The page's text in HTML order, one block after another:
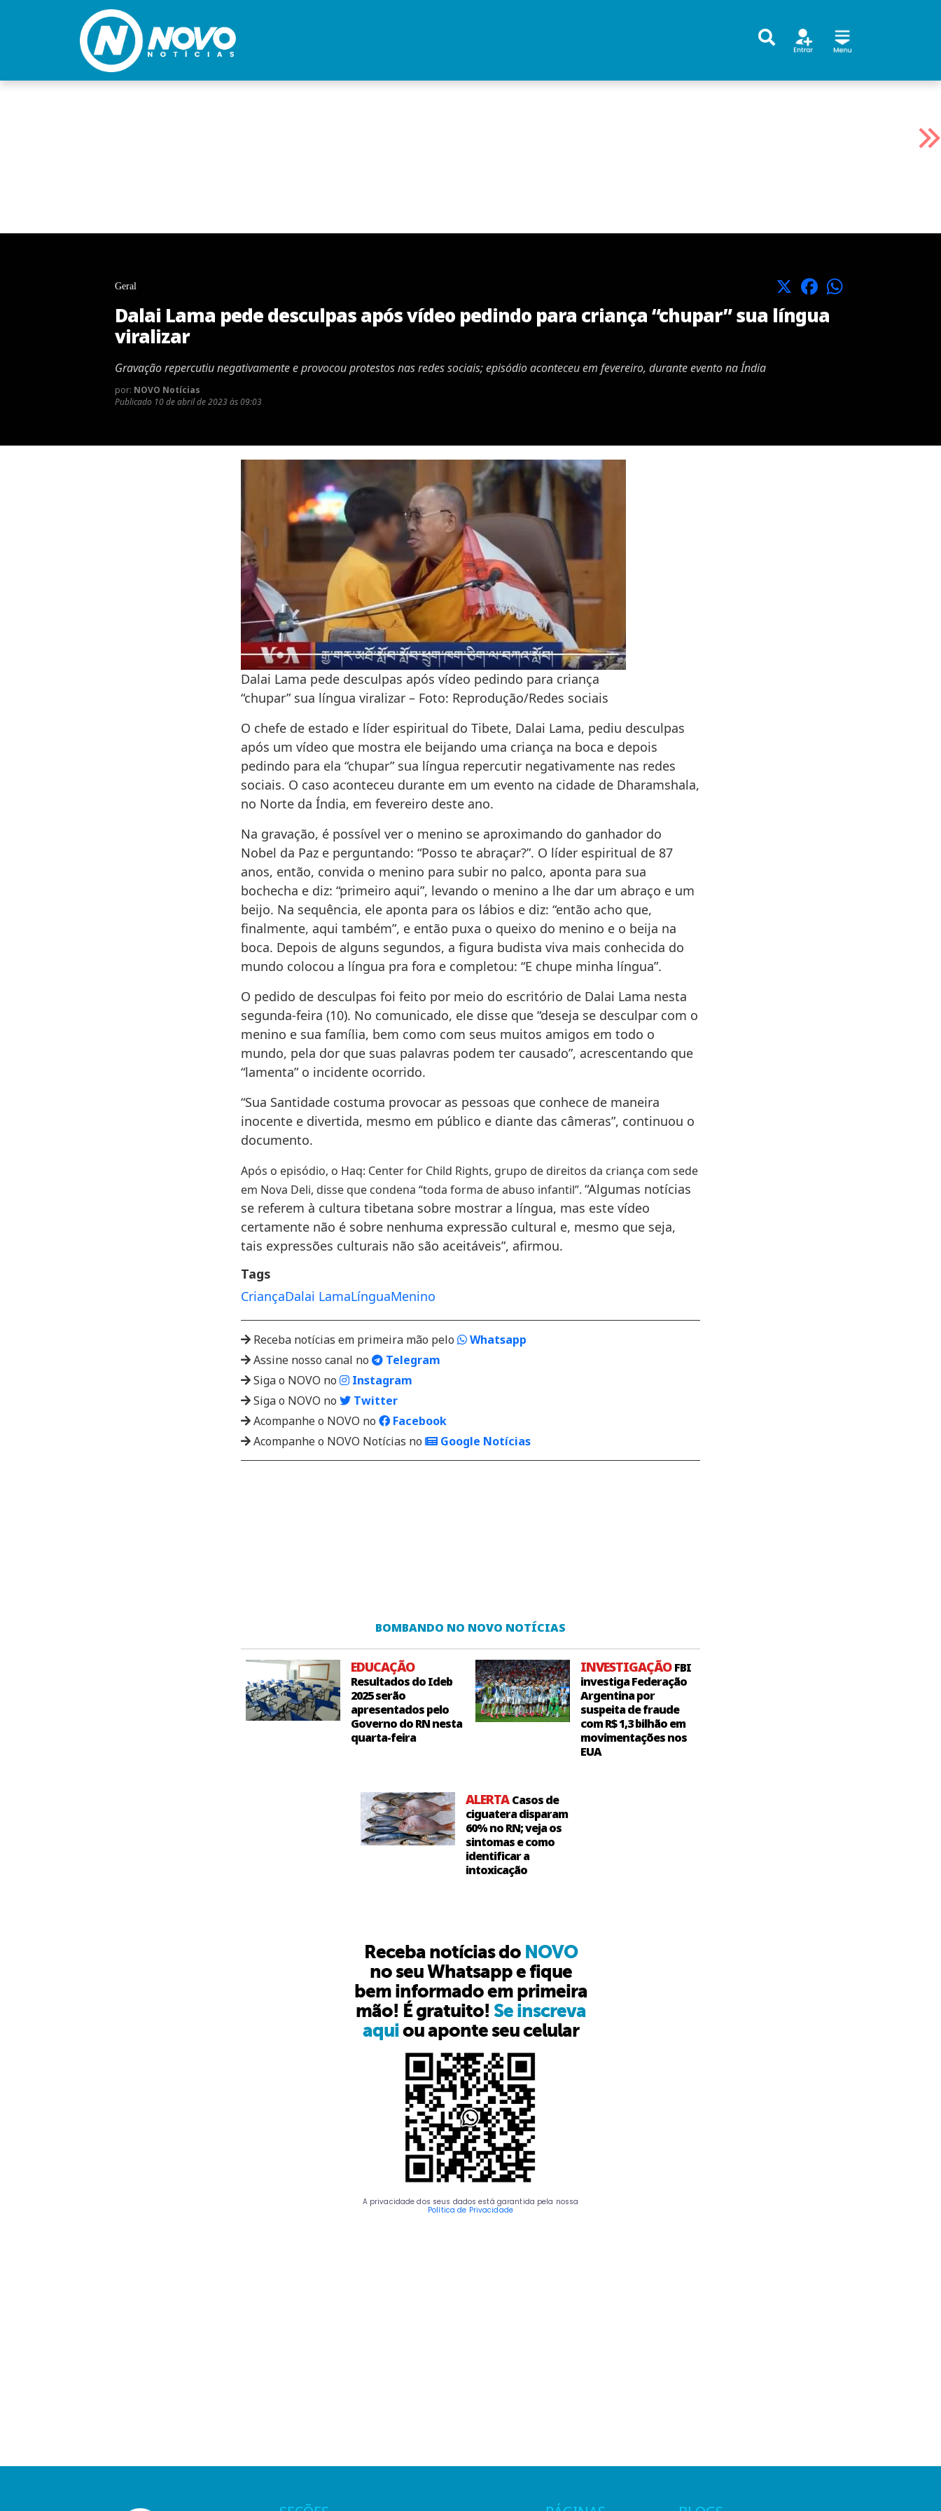
Geral X Facebook
Dalai Lama pede desculpas após vídeo pedindo para criança “chupar” sua língua
viralizar
Gravação repercutiu negativamente e provocou protestos nas redes sociais; episódio aconteceu em fevereiro, durante evento na Índia
por: NOVO Notícias
Publicado 10 de abril de 2023 às 09:03
Dalai Lama pede desculpas após vídeo pedindo para criança
“chupar” sua língua viralizar – Foto: Reprodução/Redes sociais
O chefe de estado e líder espiritual do Tibete, Dalai Lama, pediu desculpas
após um vídeo que mostra ele beijando uma criança na boca e depois
pedindo para ela “chupar” sua língua repercutir negativamente nas redes
sociais. O caso aconteceu durante em um evento na cidade de Dharamshala,
no Norte da Índia, em fevereiro deste ano.
Na gravação, é possível ver o menino se aproximando do ganhador do
Nobel da Paz e perguntando: “Posso te abraçar?”. O líder espiritual de 87
anos, então, convida o menino para subir no palco, aponta para sua
bochecha e diz: “primeiro aqui”, levando o menino a lhe dar um abraço e um
beijo. Na sequência, ele aponta para os lábios e diz: “então acho que,
finalmente, aqui também”, e então puxa o queixo do menino e o beija na
boca. Depois de alguns segundos, a figura budista viva mais conhecida do
mundo colocou a língua pra fora e completou: “E chupe minha língua”.
O pedido de desculpas foi feito por meio do escritório de Dalai Lama nesta
segunda-feira (10). No comunicado, ele disse que “deseja se desculpar com o
menino e sua família, bem como com seus muitos amigos em todo o
mundo, pela dor que suas palavras podem ter causado”, acrescentando que
“lamenta” o incidente ocorrido.
“Sua Santidade costuma provocar as pessoas que conhece de maneira
inocente e divertida, mesmo em público e diante das câmeras”, continuou o
documento.
Após o episódio, o Haq: Center for Child Rights, grupo de direitos da criança com sede
em Nova Deli, disse que condena “toda forma de abuso infantil”. “Algumas notícias
se referem à cultura tibetana sobre mostrar a língua, mas este vídeo
certamente não é sobre nenhuma expressão cultural e, mesmo que seja,
tais expressões culturais não são aceitáveis”, afirmou.
Tags
CriançaDalai LamaLínguaMenino
Receba notícias em primeira mão pelo
Whatsapp
Assine nosso canal no
Telegram
Siga o NOVO no
Instagram
Siga o NOVO no
Twitter
Acompanhe o NOVO no
Facebook
Acompanhe o NOVO Notícias no
Google Notícias
BOMBANDO NO NOVO NOTÍCIAS
EDUCAÇÃO
Resultados do Ideb
2025 serão
apresentados pelo
Governo do RN nesta
quarta-feira
INVESTIGAÇÃOFBI
investiga Federação
Argentina por
suspeita de fraude
com R$ 1,3 bilhão em
movimentações nos
EUA
ALERTACasos de
ciguatera disparam
60% no RN; veja os
sintomas e como
identificar a
intoxicação
Receba notícias do NOVO
no seu Whatsapp e fique
bem informado em primeira
mão! É gratuito! Se inscreva
aquiou aponte seu celular
A privacidade dos seus dados está garantida pela nossa
Política de Privacidade